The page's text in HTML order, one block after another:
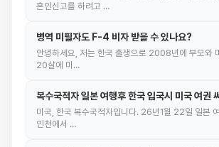
혼인신고를 하려고 …
병역 미필자도 F-4 비자 받을 수 있나요?
안녕하세요, 저는 한국 출생으로 2008년에 부모와
20살에 미…
복수국적자 일본 여행후 한국 입국시 미국 여권
미국, 한국 복수국적자입니다. 26년1월 22일 일본
인천에서 …